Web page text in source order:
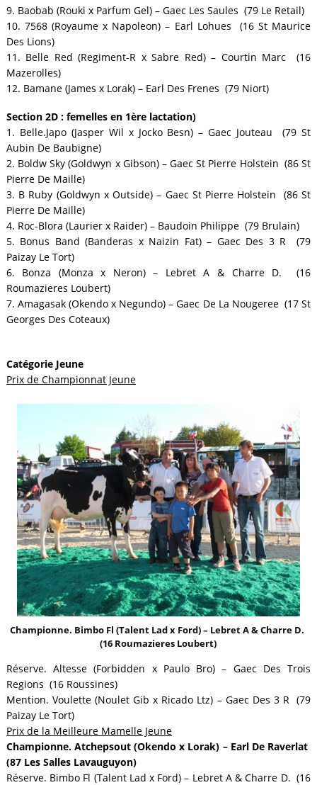
9. Baobab (Rouki x Parfum Gel) – Gaec Les Saules (79 Le Retail)
10. 7568 (Royaume x Napoleon) – Earl Lohues (16 St Maurice
Des Lions)
11. Belle Red (Regiment-R x Sabre Red) – Courtin Marc (16
Mazerolles)
12. Bamane (James x Lorak) – Earl Des Frenes (79 Niort)
Section 2D : femelles en 1ère lactation)
1. Belle.Japo (Jasper Wil x Jocko Besn) – Gaec Jouteau (79 St
Aubin De Baubigne)
2. Boldw Sky (Goldwyn x Gibson) – Gaec St Pierre Holstein (86 St
Pierre De Maille)
3. B Ruby (Goldwyn x Outside) – Gaec St Pierre Holstein (86 St
Pierre De Maille)
4. Roc-Blora (Laurier x Raider) – Baudoin Philippe (79 Brulain)
5. Bonus Band (Banderas x Naizin Fat) – Gaec Des 3 R (79
Paizay Le Tort)
6. Bonza (Monza x Neron) – Lebret A & Charre D. (16
Roumazieres Loubert)
7. Amagasak (Okendo x Negundo) – Gaec De La Nougeree (17 St
Georges Des Coteaux)
Catégorie Jeune
Prix de Championnat Jeune
Championne. Bimbo Fl (Talent Lad x Ford) – Lebret A & Charre D.
(16 Roumazieres Loubert)
Réserve. Altesse (Forbidden x Paulo Bro) – Gaec Des Trois
Regions (16 Roussines)
Mention. Voulette (Noulet Gib x Ricado Ltz) – Gaec Des 3 R (79
Paizay Le Tort)
Prix de la Meilleure Mamelle Jeune
Championne. Atchepsout (Okendo x Lorak) – Earl De Raverlat
(87 Les Salles Lavauguyon)
Réserve. Bimbo Fl (Talent Lad x Ford) – Lebret A & Charre D. (16